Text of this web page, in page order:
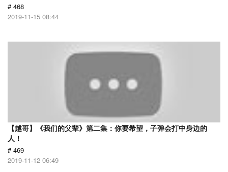
# 468
2019-11-15 08:44
【越哥】《我们的父辈》第二集：你要希望，子弹会打中身边的
人！
# 469
2019-11-12 06:49